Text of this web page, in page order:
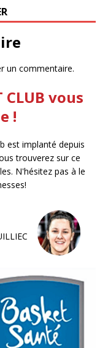
un commentaire.
CLUB vous
!
est implanté depuis
trouverez sur ce
N'hésitez pas à le